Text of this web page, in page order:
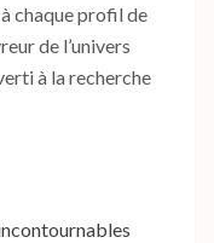
chaque profil de
de l’univers
à la recherche